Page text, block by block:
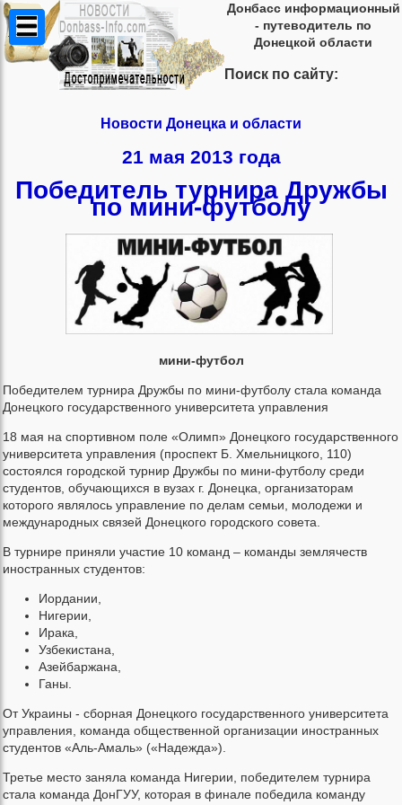
Донбасс информационный
- путеводитель по
Донецкой области
Поиск по сайту:
Новости Донецка и области
21 мая 2013 года
Победитель турнира Дружбы
по мини-футболу
мини-футбол
Победителем турнира Дружбы по мини-футболу стала команда
Донецкого государственного университета управления
18 мая на спортивном поле «Олимп» Донецкого государственного
университета управления (проспект Б. Хмельницкого, 110)
состоялся городской турнир Дружбы по мини-футболу среди
студентов, обучающихся в вузах г. Донецка, организаторам
которого являлось управление по делам семьи, молодежи и
международных связей Донецкого городского совета.
В турнире приняли участие 10 команд – команды землячеств
иностранных студентов:
Иордании,
Нигерии,
Ирака,
Узбекистана,
Азейбаржана,
Ганы.
От Украины - сборная Донецкого государственного университета
управления, команда общественной организации иностранных
студентов «Аль-Амаль» («Надежда»).
Третье место заняла команда Нигерии, победителем турнира
стала команда ДонГУУ, которая в финале победила команду